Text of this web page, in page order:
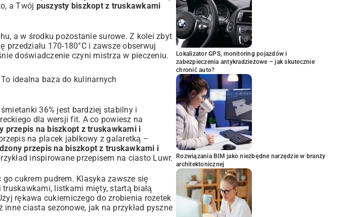
a Twój puszysty biszkopt z truskawkami
a w środku pozostanie surowe. Z kolei zbyt
170-180°C i zawsze obserwuj
doświadczenie czyni mistrza w pieczeniu.
idealna baza do kulinarnych
36% jest bardziej stabilny i
dla wersji fit. A co powiesz na
przepis na biszkopt z truskawkami i
na placek jabłkowy z galaretką –
przepis na biszkopt z truskawkami i
inspirowane przepisem na ciasto Luwr.
cukrem pudrem. Klasyka zawsze się
listkami mięty, startą białą
rękawa cukierniczego do zrobienia rozetek
ciasta sezonowe, jak na przykład pyszne
Lokalizator GPS, monitoring pojazdów i
zabezpieczenia antykradzieżowe – jak skutecznie
chronić auto?
Rozwiązania BIM jako niezbędne narzędzie w branży
architektonicznej